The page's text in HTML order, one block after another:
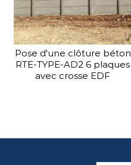
Pose d'une clôture béton
RTE-TYPE-AD2 6 plaques
avec crosse EDF